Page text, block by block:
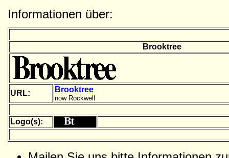
Informationen über:
Brooktree
URL: Brooktree
now Rockwell
Logo(s):